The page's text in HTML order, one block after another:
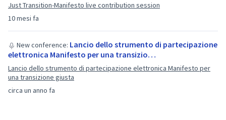
10 mesi fa
Just Transition-Manifesto live contribution session
circa un anno fa
New conference: Lancio dello strumento di partecipazione
elettronica Manifesto per una transizio…
Lancio dello strumento di partecipazione elettronica Manifesto per
una transizione giusta